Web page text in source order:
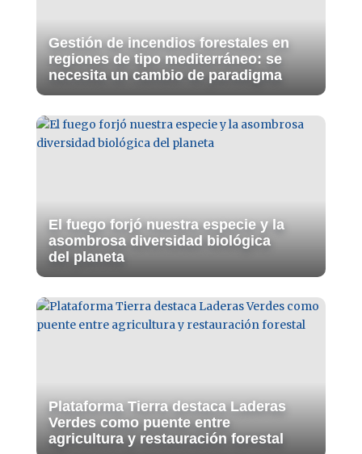
Gestión de incendios forestales en
regiones de tipo mediterráneo: se
necesita un cambio de paradigma
El fuego forjó nuestra especie y la
asombrosa diversidad biológica
del planeta
Plataforma Tierra destaca Laderas
Verdes como puente entre
agricultura y restauración forestal